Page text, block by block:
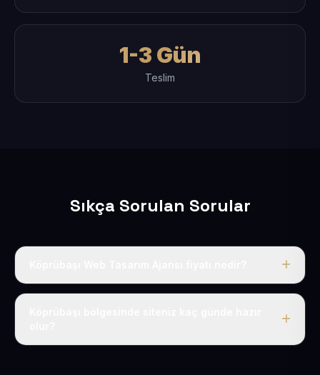
1-3 Gün
Teslim
Sıkça Sorulan Sorular
Tek fiyat uygulanır: yıllık 50 USD + KDV. Bu bedele alan